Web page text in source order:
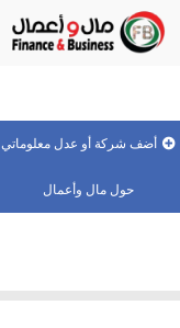
أضف شركة أو عدل معلوماتي
حول مال وأعمال